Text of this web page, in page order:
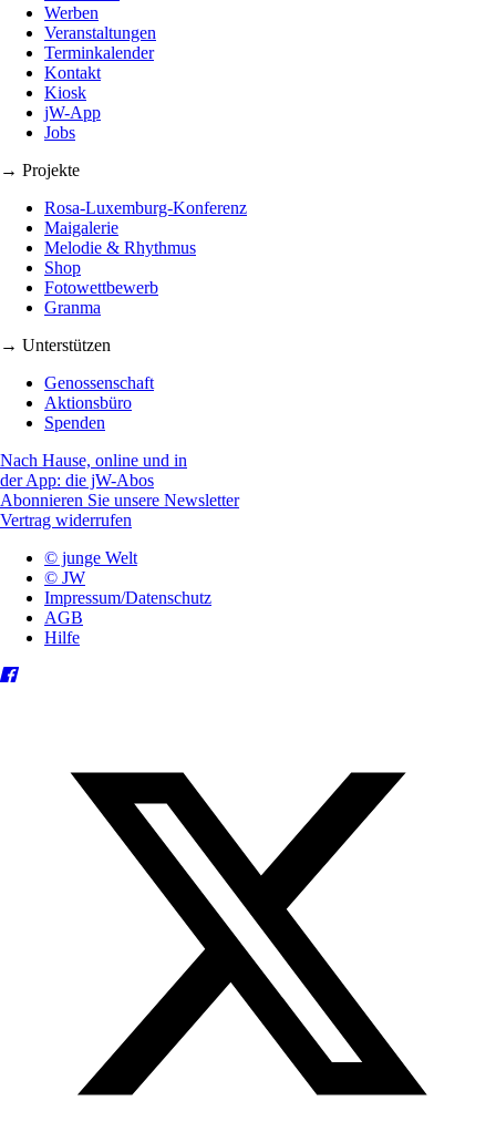
Werben
Veranstaltungen
Terminkalender
Kontakt
Kiosk
jW-App
Jobs
→ Projekte
Rosa-Luxemburg-Konferenz
Maigalerie
Melodie & Rhythmus
Shop
Fotowettbewerb
Granma
→ Unterstützen
Genossenschaft
Aktionsbüro
Spenden
Nach Hause, online und in
der App: die jW-Abos
Abonnieren Sie unsere Newsletter
Vertrag widerrufen
© junge Welt
© JW
Impressum/Datenschutz
AGB
Hilfe